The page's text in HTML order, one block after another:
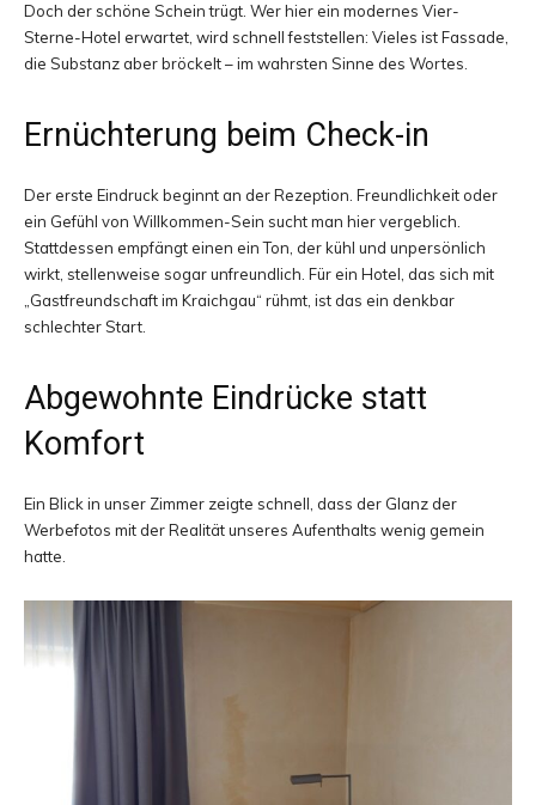
Welt
Doch der schöne Schein trügt. Wer hier ein modernes Vier-
Sterne-Hotel erwartet, wird schnell feststellen: Vieles ist Fassade,
die Substanz aber bröckelt – im wahrsten Sinne des Wortes.
Ernüchterung beim Check-in
Der erste Eindruck beginnt an der Rezeption. Freundlichkeit oder
ein Gefühl von Willkommen-Sein sucht man hier vergeblich.
Stattdessen empfängt einen ein Ton, der kühl und unpersönlich
wirkt, stellenweise sogar unfreundlich. Für ein Hotel, das sich mit
„Gastfreundschaft im Kraichgau“ rühmt, ist das ein denkbar
schlechter Start.
Abgewohnte Eindrücke statt
Komfort
Ein Blick in unser Zimmer zeigte schnell, dass der Glanz der
Werbefotos mit der Realität unseres Aufenthalts wenig gemein
hatte.